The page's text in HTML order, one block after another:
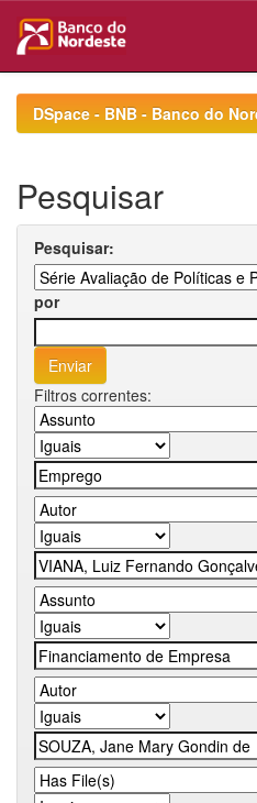
navigationDSpace - BNB - Banco do
Pesquisar
Pesquisar:
por
Filtros correntes: